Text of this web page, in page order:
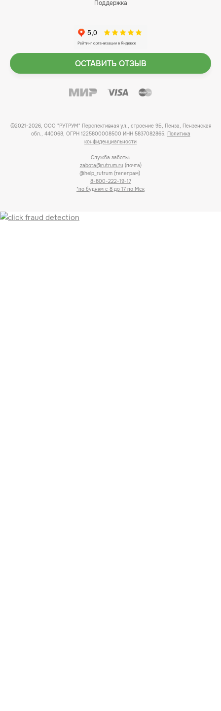
Поддержка
ОСТАВИТЬ ОТЗЫВ
©2021-2026, ООО "РУТРУМ" Перспективная ул., строение 9Б, Пенза, Пензенская
обл., 440068, ОГРН 1225800008500 ИНН 5837082865. Политика
конфиденциальности
Служба заботы:
zabota@rutrum.ru (почта)
@help_rutrum (телеграм)
8-800-222-19-17
*по будням с 8 до 17 по Мск